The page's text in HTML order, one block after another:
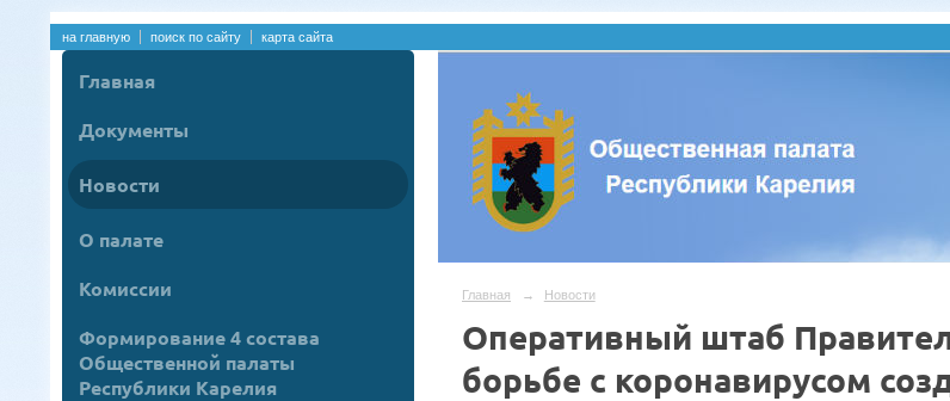
на главную поиск по сайту карта сайта
Главная
Документы
Новости
О палате
Комиссии
Формирование 4 состава
Общественной палаты
Республики Карелия
Главная → Новости
Оперативный штаб
борьбе с коронавирусом